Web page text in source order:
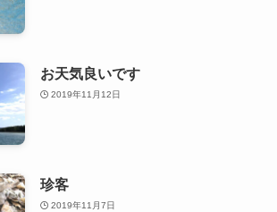
お天気良いです
2019年11月12日
珍客
2019年11月7日